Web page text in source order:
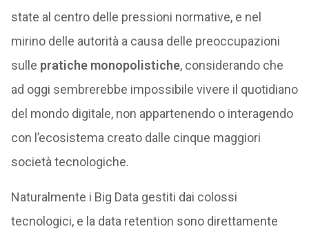
state al centro delle pressioni normative, e nel
mirino delle autorità a causa delle preoccupazioni
sulle pratiche monopolistiche, considerando che
ad oggi sembrerebbe impossibile vivere il quotidiano
del mondo digitale, non appartenendo o interagendo
con l’ecosistema creato dalle cinque maggiori
società tecnologiche.
Naturalmente i Big Data gestiti dai colossi
tecnologici, e la data retention sono direttamente